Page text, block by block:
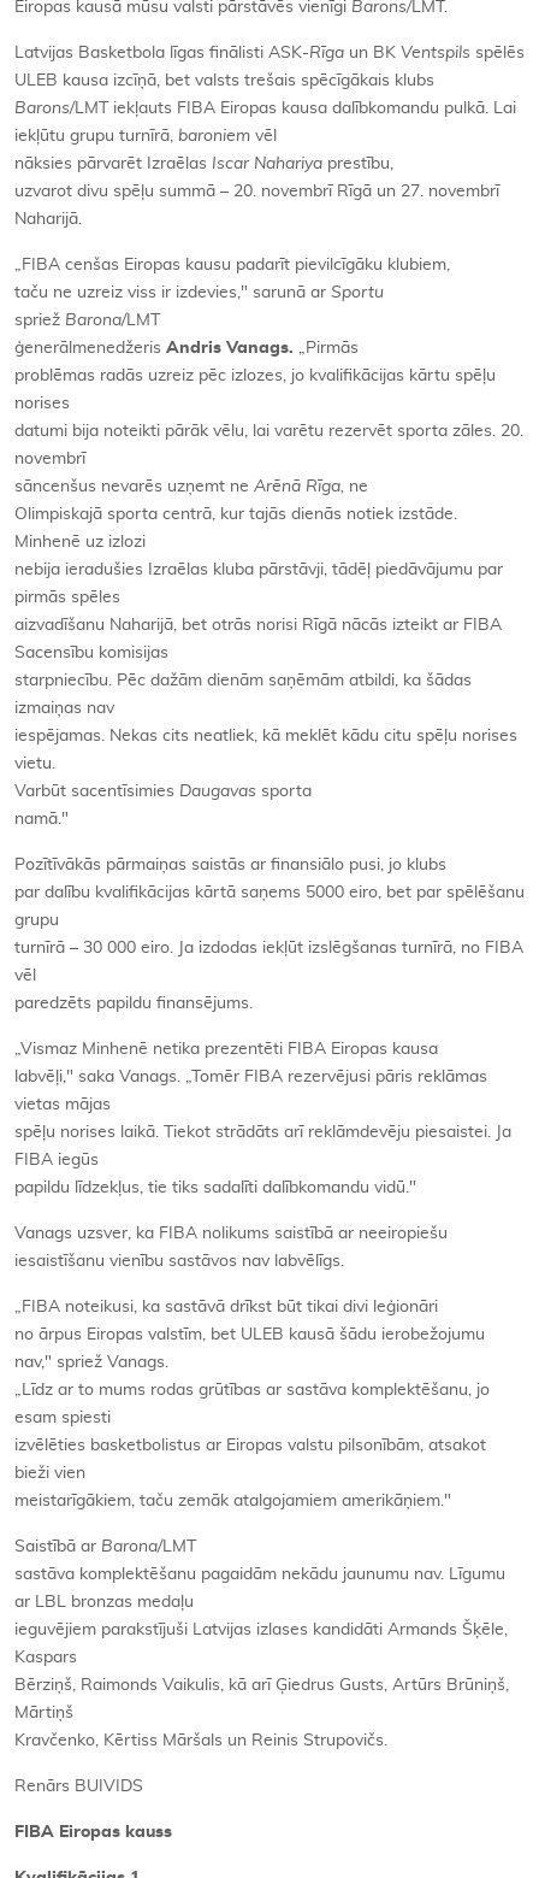
Eiropas kausā mūsu valsti pārstāvēs vienīgi Barons/LMT.
Latvijas Basketbola līgas finālisti ASK-Rīga un BK Ventspils spēlēs
ULEB kausa izcīņā, bet valsts trešais spēcīgākais klubs
Barons/LMT iekļauts FIBA Eiropas kausa dalībkomandu pulkā. Lai
iekļūtu grupu turnīrā, baroniem vēl
nāksies pārvarēt Izraēlas Iscar Nahariya prestību,
uzvarot divu spēļu summā – 20. novembrī Rīgā un 27. novembrī
Naharijā.
„FIBA cenšas Eiropas kausu padarīt pievilcīgāku klubiem,
taču ne uzreiz viss ir izdevies," sarunā ar Sportu
spriež Barona/LMT
ģenerālmenedžeris Andris Vanags. „Pirmās
problēmas radās uzreiz pēc izlozes, jo kvalifikācijas kārtu spēļu
norises
datumi bija noteikti pārāk vēlu, lai varētu rezervēt sporta zāles. 20.
novembrī
sāncenšus nevarēs uzņemt ne Arēnā Rīga, ne
Olimpiskajā sporta centrā, kur tajās dienās notiek izstāde.
Minhenē uz izlozi
nebija ieradušies Izraēlas kluba pārstāvji, tādēļ piedāvājumu par
pirmās spēles
aizvadīšanu Naharijā, bet otrās norisi Rīgā nācās izteikt ar FIBA
Sacensību komisijas
starpniecību. Pēc dažām dienām saņēmām atbildi, ka šādas
izmaiņas nav
iespējamas. Nekas cits neatliek, kā meklēt kādu citu spēļu norises
vietu.
Varbūt sacentīsimies Daugavas sporta
namā."
Pozītīvākās pārmaiņas saistās ar finansiālo pusi, jo klubs
par dalību kvalifikācijas kārtā saņems 5000 eiro, bet par spēlēšanu
grupu
turnīrā – 30 000 eiro. Ja izdodas iekļūt izslēgšanas turnīrā, no FIBA
vēl
paredzēts papildu finansējums.
„Vismaz Minhenē netika prezentēti FIBA Eiropas kausa
labvēļi," saka Vanags. „Tomēr FIBA rezervējusi pāris reklāmas
vietas mājas
spēļu norises laikā. Tiekot strādāts arī reklāmdevēju piesaistei. Ja
FIBA iegūs
papildu līdzekļus, tie tiks sadalīti dalībkomandu vidū."
Vanags uzsver, ka FIBA nolikums saistībā ar neeiropiešu
iesaistīšanu vienību sastāvos nav labvēlīgs.
„FIBA noteikusi, ka sastāvā drīkst būt tikai divi leģionāri
no ārpus Eiropas valstīm, bet ULEB kausā šādu ierobežojumu
nav," spriež Vanags.
„Līdz ar to mums rodas grūtības ar sastāva komplektēšanu, jo
esam spiesti
izvēlēties basketbolistus ar Eiropas valstu pilsonībām, atsakot
bieži vien
meistarīgākiem, taču zemāk atalgojamiem amerikāņiem."
Saistībā ar Barona/LMT
sastāva komplektēšanu pagaidām nekādu jaunumu nav. Līgumu
ar LBL bronzas medaļu
ieguvējiem parakstījuši Latvijas izlases kandidāti Armands Šķēle,
Kaspars
Bērziņš, Raimonds Vaikulis, kā arī Ģiedrus Gusts, Artūrs Brūniņš,
Mārtiņš
Kravčenko, Kērtiss Māršals un Reinis Strupovičs.
Renārs BUIVIDS
FIBA Eiropas kauss